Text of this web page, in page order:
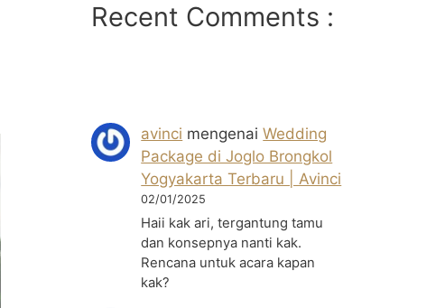
Recent Comments :
avinci mengenaiWedding
Package di Joglo Brongkol
Yogyakarta Terbaru | Avinci
02/01/2025
Haii kak ari, tergantung tamu
dan konsepnya nanti kak.
Rencana untuk acara kapan
kak?